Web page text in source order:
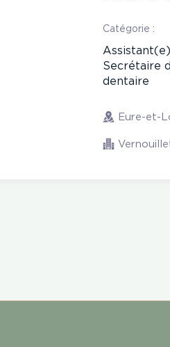
Catégorie :
Secrétaire
dentaire
Eure-et-